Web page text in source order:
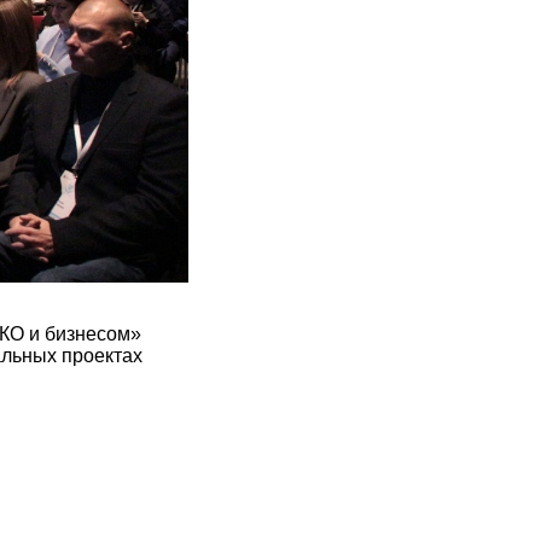
и бизнесом»
проектах